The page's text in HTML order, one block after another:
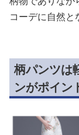
コーデに自然と
柄パンツは
ンがポイン